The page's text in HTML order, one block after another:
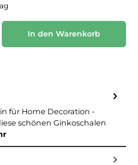
ein oder benutze die Schaltflächen um
In den Warenkorb
für Home Decoration -
schönen Ginkoschalen